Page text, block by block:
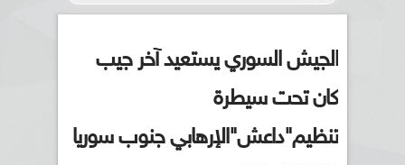
الجيش السوري يستعيد آخر جيب
كان تحت سيطرة
تنظيم"داعش"الإرهابي جنوب سوريا